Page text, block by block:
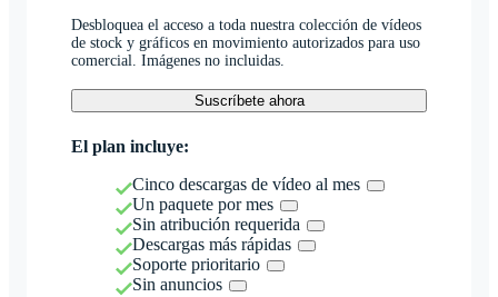
Desbloquea el acceso a toda nuestra colección de vídeos
de stock y gráficos en movimiento autorizados para uso
comercial. Imágenes no incluidas.
Suscríbete ahora
El plan incluye:
Cinco descargas de vídeo al mes
Un paquete por mes
Sin atribución requerida
Descargas más rápidas
Soporte prioritario
Sin anuncios